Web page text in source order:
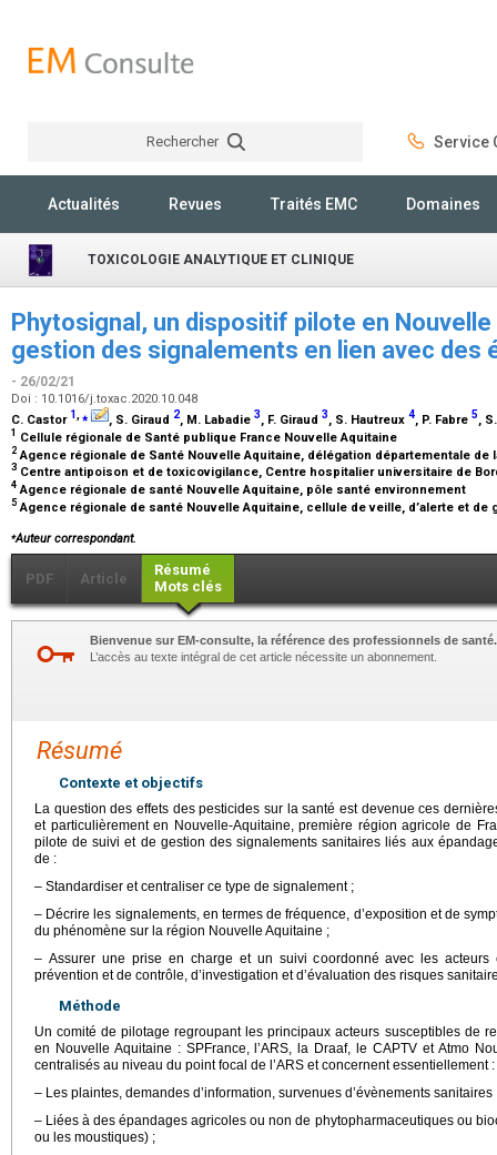
Rechercher Service
Actualités Revues Traités EMC Domaines
TOXICOLOGIE ANALYTIQUE ET CLINIQUE
Phytosignal, un dispositif pilote en
gestion des signalements en lien avec des
- 26/02/21
Doi : 10.1016/j.toxac.2020.10.048
C. Castor 1,⁎ , S. Giraud 2, M. Labadie 3, F. Giraud 3, S. Hautreux 4, P. Fabre 5,
1 Cellule régionale de Santé publique France Nouvelle Aquitaine
2 Agence régionale de Santé Nouvelle Aquitaine, délégation départementale de
3 Centre antipoison et de toxicovigilance, Centre hospitalier universitaire de
4 Agence régionale de santé Nouvelle Aquitaine, pôle santé environnement
5 Agence régionale de santé Nouvelle Aquitaine, cellule de veille, d’alerte et
⁎Auteur correspondant.
PDF Article
Résumé
Mots clés
Bienvenue sur EM-consulte, la référence des professionnels de santé.
L’accès au texte intégral de cet article nécessite un abonnement.
Résumé
Contexte et objectifs
La question des effets des pesticides sur la santé est devenue ces
et particulièrement en Nouvelle-Aquitaine, première région agricole de
pilote de suivi et de gestion des signalements sanitaires liés aux
de :
– Standardiser et centraliser ce type de signalement ;
– Décrire les signalements, en termes de fréquence, d’exposition et de
du phénomène sur la région Nouvelle Aquitaine ;
– Assurer une prise en charge et un suivi coordonné avec les acteurs
prévention et de contrôle, d’investigation et d’évaluation des risques
Méthode
Un comité de pilotage regroupant les principaux acteurs susceptibles de
en Nouvelle Aquitaine : SPFrance, l’ARS, la Draaf, le CAPTV et Atmo
centralisés au niveau du point focal de l’ARS et concernent essentiellement :
– Les plaintes, demandes d’information, survenues d’évènements sanitaires
– Liées à des épandages agricoles ou non de phytopharmaceutiques ou
ou les moustiques) ;